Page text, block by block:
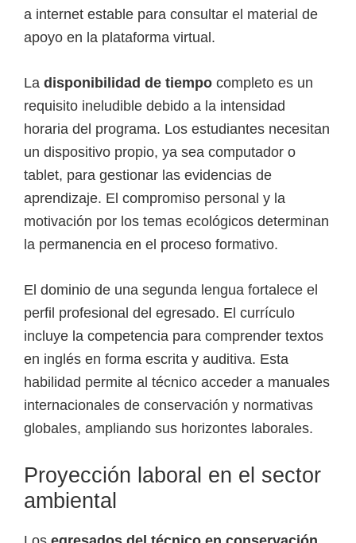
a internet estable para consultar el material de
apoyo en la plataforma virtual.
La disponibilidad de tiempo completo es un
requisito ineludible debido a la intensidad
horaria del programa. Los estudiantes necesitan
un dispositivo propio, ya sea computador o
tablet, para gestionar las evidencias de
aprendizaje. El compromiso personal y la
motivación por los temas ecológicos determinan
la permanencia en el proceso formativo.
El dominio de una segunda lengua fortalece el
perfil profesional del egresado. El currículo
incluye la competencia para comprender textos
en inglés en forma escrita y auditiva. Esta
habilidad permite al técnico acceder a manuales
internacionales de conservación y normativas
globales, ampliando sus horizontes laborales.
Proyección laboral en el sector
ambiental